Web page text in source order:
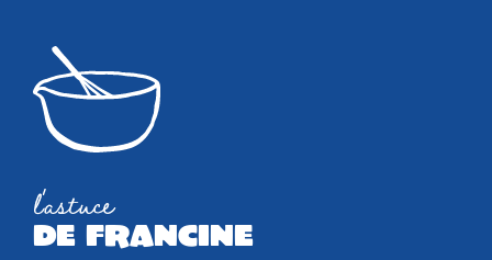
l'astuce
de francine